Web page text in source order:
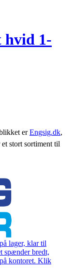
hvid 1-
erEngsig.dk,
et stort sortiment til
lager, klar til
spænder bredt,
kontoret. Klik